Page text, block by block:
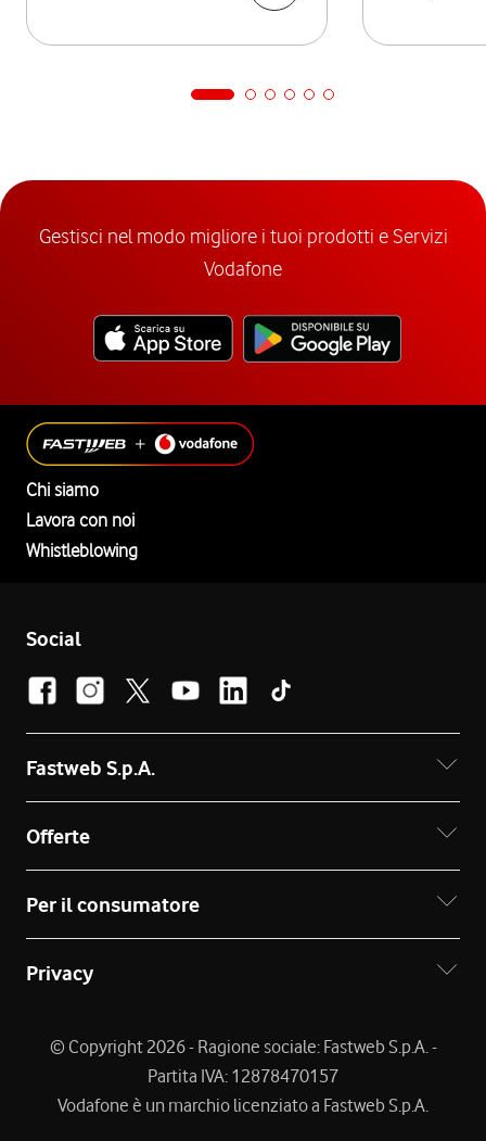
Gestisci nel modo migliore i tuoi prodotti e Servizi
Vodafone
Chi siamo
Lavora con noi
Whistleblowing
Social
Fastweb S.p.A.
Offerte
Per il consumatore
Privacy
© Copyright 2026 - Ragione sociale: Fastweb S.p.A. -
Partita IVA: 12878470157
Vodafone è un marchio licenziato a Fastweb S.p.A.